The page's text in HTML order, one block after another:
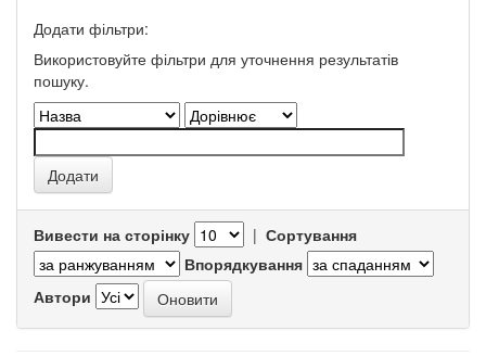
Додати фільтри:
Використовуйте фільтри для уточнення результатів
пошуку.
Вивести на сторінку | Сортування
Впорядкування
Автори